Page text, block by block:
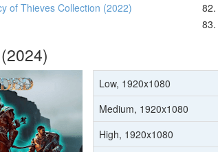
of Thieves Collection (2022)
82.
83.
Low, 1920x1080
Medium, 1920x1080
High, 1920x1080